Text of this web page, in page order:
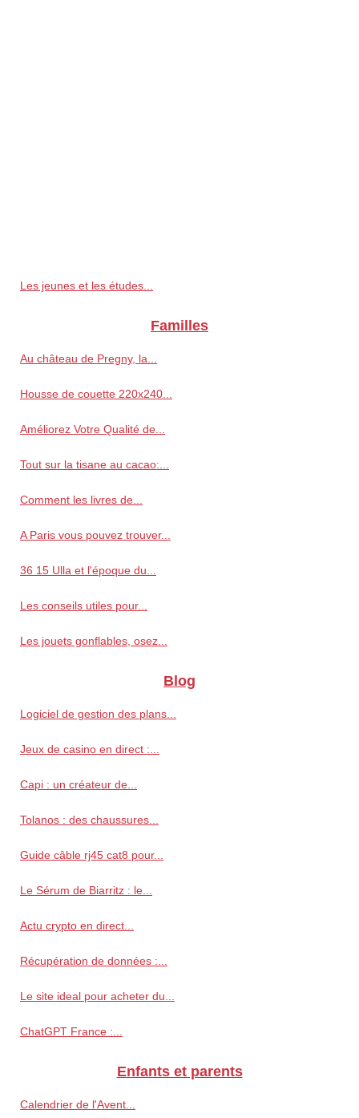
Les jeunes et les études...
Familles
Au château de Pregny, la...
Housse de couette 220x240...
Améliorez Votre Qualité de...
Tout sur la tisane au cacao:...
Comment les livres de...
A Paris vous pouvez trouver...
36 15 Ulla et l'époque du...
Les conseils utiles pour...
Les jouets gonflables, osez...
Blog
Logiciel de gestion des plans...
Jeux de casino en direct :...
Capi : un créateur de...
Tolanos : des chaussures...
Guide câble rj45 cat8 pour...
Le Sérum de Biarritz : le...
Actu crypto en direct...
Récupération de données :...
Le site ideal pour acheter du...
ChatGPT France :...
Enfants et parents
Calendrier de l'Avent...